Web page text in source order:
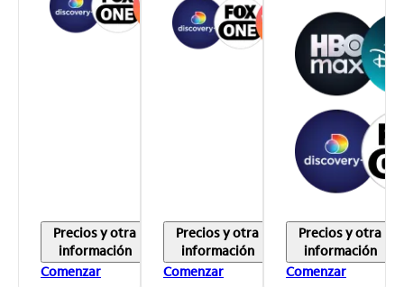
Precios y otra
información
Comenzar
Precios y otra
información
Comenzar
Precios y otra
información
Comenzar